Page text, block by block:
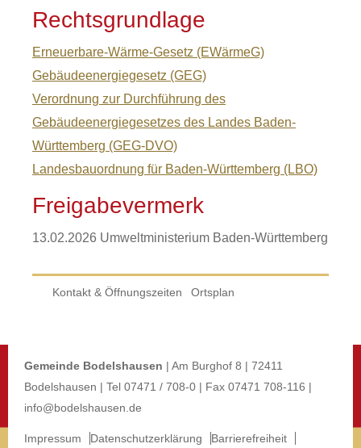
Rechtsgrundlage
Erneuerbare-Wärme-Gesetz (EWärmeG)
Gebäudeenergiegesetz (GEG)
Verordnung zur Durchführung des
Gebäudeenergiegesetzes des Landes Baden-
Württemberg (GEG-DVO)
Landesbauordnung für Baden-Württemberg (LBO)
Freigabevermerk
13.02.2026 Umweltministerium Baden-Württemberg
Kontakt & Öffnungszeiten Ortsplan
Gemeinde Bodelshausen | Am Burghof 8 | 72411
Bodelshausen | Tel 07471 / 708-0 | Fax 07471 708-116 |
info@bodelshausen.de
Impressum Datenschutzerklärung
Barrierefreiheit